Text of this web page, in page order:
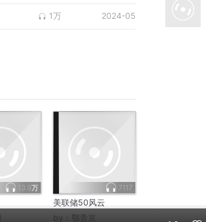
1万 2024-05
13.9万 7117
美联储50风云
by： 鄂贵京